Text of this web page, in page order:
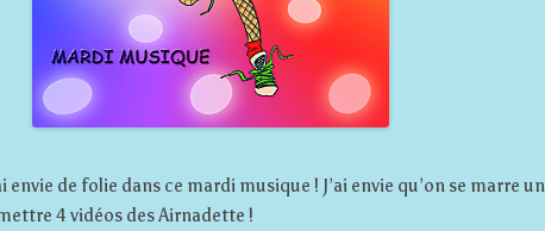
envie de folie dans ce mardi musique ! J’ai envie qu’on se marre un
4 vidéos des Airnadette !